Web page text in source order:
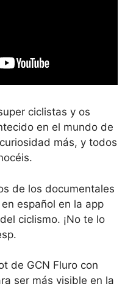
ciclistas y os
en el mundo de
más, y todos
de los documentales
español en la app
ciclismo. ¡No te lo
de GCN Fluro con
ser más visible en la